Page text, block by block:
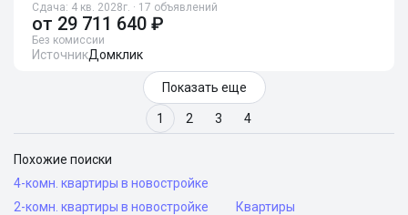
Сдача: 4 кв. 2028г. · 17 объявлений
от 29 711 640 ₽
Без комиссии
ИсточникДомклик
Показать еще
1 2 3 4
Похожие поиски
4-комн. квартиры в новостройке
2-комн. квартиры в новостройке
Квартиры